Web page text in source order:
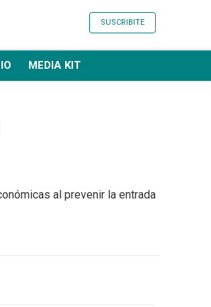
SUSCRIBITE
MEDIA KIT
al prevenir la entrada